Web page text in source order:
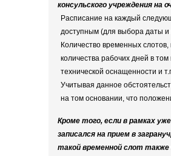
консульского учреждения на
Расписание на каждый
доступным (для выбора даты и
Количество временных
количества рабочих дней в
технической оснащенности и
Учитывая данное
на том основании, что
Кроме того, если в рамках
записался на прием в
такой временной слот также